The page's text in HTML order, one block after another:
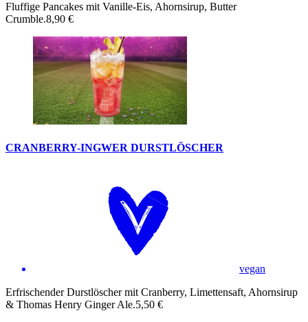
Fluffige Pancakes mit Vanille-Eis, Ahornsirup, Butter
Crumble.8,90 €
CRANBERRY-INGWER DURSTLÖSCHER
vegan
Erfrischender Durstlöscher mit Cranberry, Limettensaft, Ahornsirup
& Thomas Henry Ginger Ale.5,50 €